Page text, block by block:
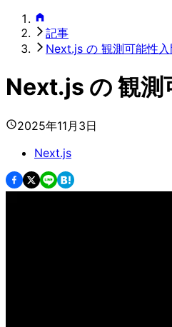
記事
Next.js の 観測可能性
Next.js の 観
2025年11月3日
Next.js